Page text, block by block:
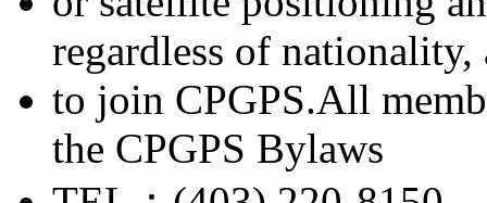
regardless of nationality,
to join CPGPS.All
the CPGPS Bylaws